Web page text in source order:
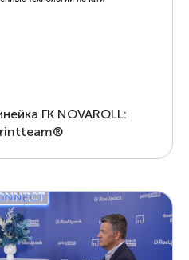
ГК NOVAROLL: